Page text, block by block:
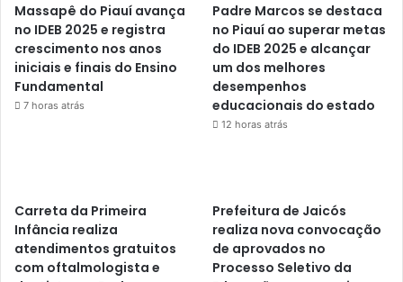
Massapê do Piauí avança
no IDEB 2025 e registra
crescimento nos anos
iniciais e finais do Ensino
Fundamental
7 horas atrás
Padre Marcos se destaca
no Piauí ao superar metas
do IDEB 2025 e alcançar
um dos melhores
desempenhos
educacionais do estado
12 horas atrás
Carreta da Primeira
Infância realiza
atendimentos gratuitos
com oftalmologista e
Prefeitura de Jaicós
realiza nova convocação
de aprovados no
Processo Seletivo da